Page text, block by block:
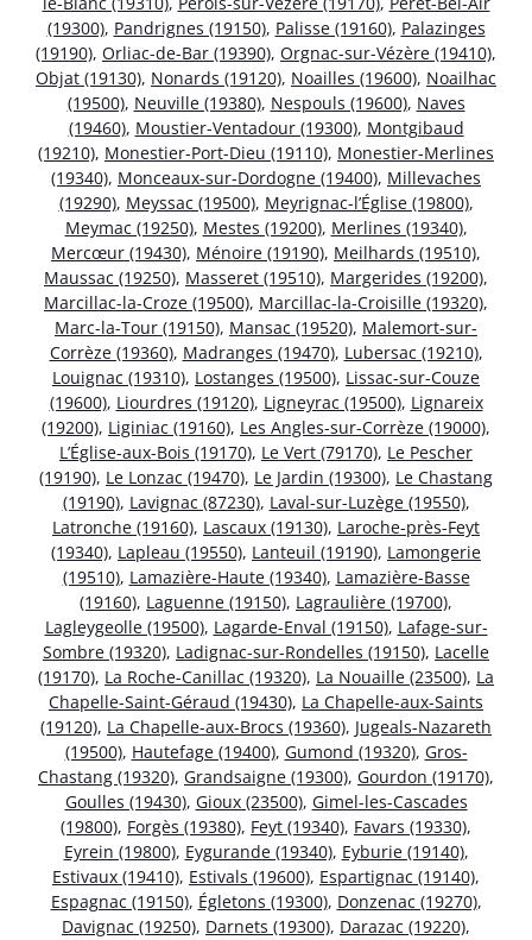
(19300), Pandrignes (19150), Palisse (19160), Palazinges
(19190), Orliac-de-Bar (19390), Orgnac-sur-Vézère (19410),
Objat (19130), Nonards (19120), Noailles (19600), Noailhac
(19500), Neuville (19380), Nespouls (19600), Naves
(19460), Moustier-Ventadour (19300), Montgibaud
(19210), Monestier-Port-Dieu (19110), Monestier-Merlines
(19340), Monceaux-sur-Dordogne (19400), Millevaches
(19290), Meyssac (19500), Meyrignac-l’Église (19800),
Meymac (19250), Mestes (19200), Merlines (19340),
Mercœur (19430), Ménoire (19190), Meilhards (19510),
Maussac (19250), Masseret (19510), Margerides (19200),
Marcillac-la-Croze (19500), Marcillac-la-Croisille (19320),
Marc-la-Tour (19150), Mansac (19520), Malemort-sur-
Corrèze (19360), Madranges (19470), Lubersac (19210),
Louignac (19310), Lostanges (19500), Lissac-sur-Couze
(19600), Liourdres (19120), Ligneyrac (19500), Lignareix
(19200), Liginiac (19160), Les Angles-sur-Corrèze (19000),
L’Église-aux-Bois (19170), Le Vert (79170), Le Pescher
(19190), Le Lonzac (19470), Le Jardin (19300), Le Chastang
(19190), Lavignac (87230), Laval-sur-Luzège (19550),
Latronche (19160), Lascaux (19130), Laroche-près-Feyt
(19340), Lapleau (19550), Lanteuil (19190), Lamongerie
(19510), Lamazière-Haute (19340), Lamazière-Basse
(19160), Laguenne (19150), Lagraulière (19700),
Lagleygeolle (19500), Lagarde-Enval (19150), Lafage-sur-
Sombre (19320), Ladignac-sur-Rondelles (19150), Lacelle
(19170), La Roche-Canillac (19320), La Nouaille (23500), La
Chapelle-Saint-Géraud (19430), La Chapelle-aux-Saints
(19120), La Chapelle-aux-Brocs (19360), Jugeals-Nazareth
(19500), Hautefage (19400), Gumond (19320), Gros-
Chastang (19320), Grandsaigne (19300), Gourdon (19170),
Goulles (19430), Gioux (23500), Gimel-les-Cascades
(19800), Forgès (19380), Feyt (19340), Favars (19330),
Eyrein (19800), Eygurande (19340), Eyburie (19140),
Estivaux (19410), Estivals (19600), Espartignac (19140),
Espagnac (19150), Égletons (19300), Donzenac (19270),
Davignac (19250), Darnets (19300), Darazac (19220),